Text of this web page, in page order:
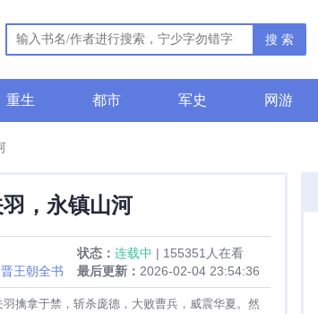
搜 索
重生 都市 军史 网游
，永镇山河
状态：连载中 | 155351人在看
王朝全书
最后更新： 2026-02-04 23:54:36
擒拿于禁，斩杀庞德，大败曹兵，威震华夏。然